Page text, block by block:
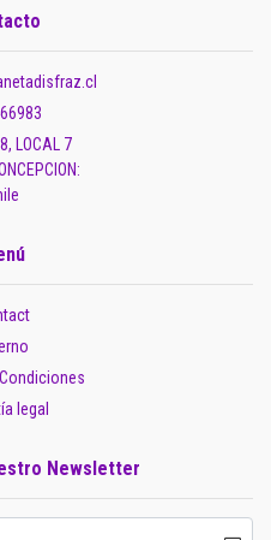
LOCAL 7
legal
Newsletter